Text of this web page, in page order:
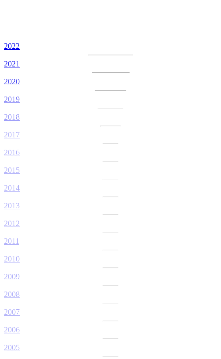
2022
2021
2020
2019
2018
2017
2016
2015
2014
2013
2012
2011
2010
2009
2008
2007
2006
2005